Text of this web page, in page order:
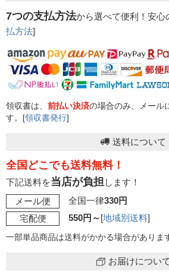
7つの支払方法から選べて便利！安心
払方法]
領収書は、 前払い決済の場合のみ、メール
す。[領収書発行]
送料について
全国どこでも送料無料！
下記送料を当店が負担 します！
メール便
全国一律330円
宅配便
550円～[地域別送料]
一部単品商品は送料がかかる場合がありま
お届けについて